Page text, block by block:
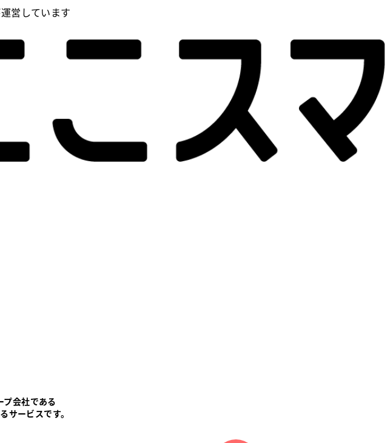
営しています
プ会社である
ービスです。